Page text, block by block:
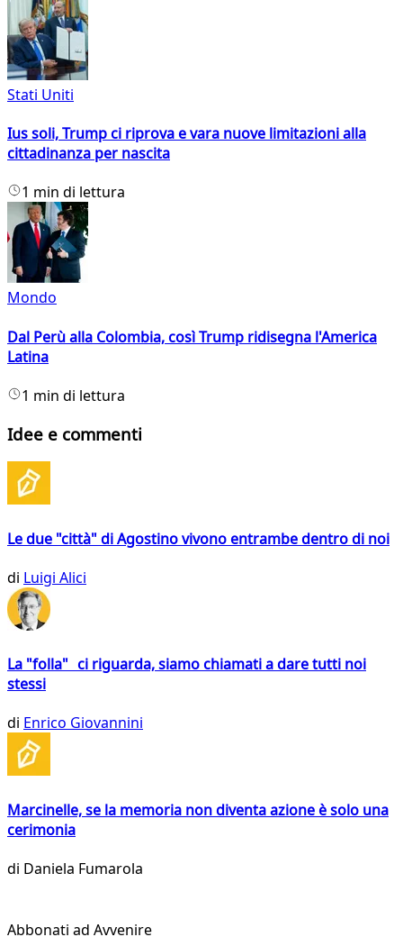
Stati Uniti
Ius soli, Trump ci riprova e vara nuove limitazioni alla
cittadinanza per nascita
1 min di lettura
Mondo
Dal Perù alla Colombia, così Trump ridisegna l'America
Latina
1 min di lettura
Idee e commenti
Le due "città" di Agostino vivono entrambe dentro di noi
di Luigi Alici
La "folla" ci riguarda, siamo chiamati a dare tutti noi
stessi
di Enrico Giovannini
Marcinelle, se la memoria non diventa azione è solo una
cerimonia
di Daniela Fumarola
Abbonati ad Avvenire